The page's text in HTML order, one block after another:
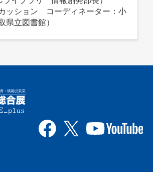
ッション コーディネーター：小
県立図書館）